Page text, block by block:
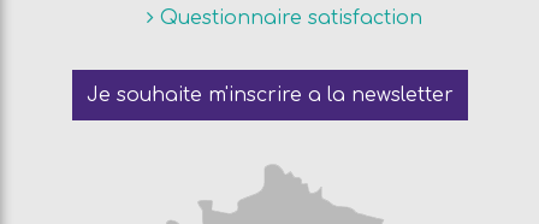
Questionnaire satisfaction
Je souhaite m'inscrire a la newsletter